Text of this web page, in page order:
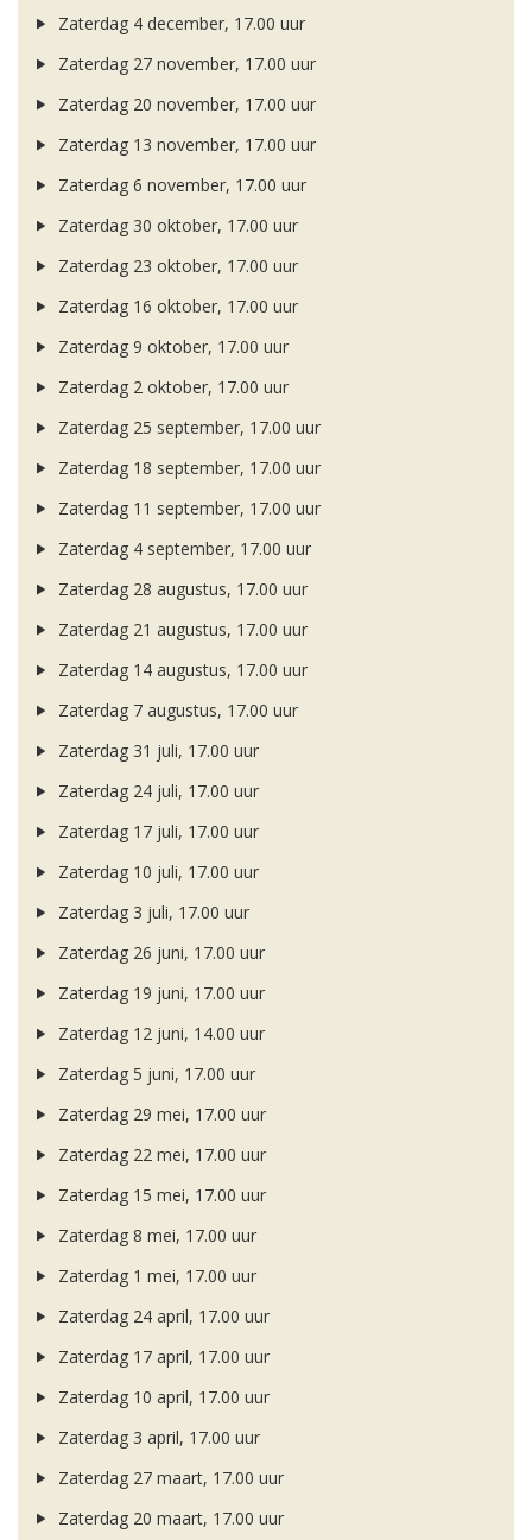
Zaterdag 4 december, 17.00 uur
Zaterdag 27 november, 17.00 uur
Zaterdag 20 november, 17.00 uur
Zaterdag 13 november, 17.00 uur
Zaterdag 6 november, 17.00 uur
Zaterdag 30 oktober, 17.00 uur
Zaterdag 23 oktober, 17.00 uur
Zaterdag 16 oktober, 17.00 uur
Zaterdag 9 oktober, 17.00 uur
Zaterdag 2 oktober, 17.00 uur
Zaterdag 25 september, 17.00 uur
Zaterdag 18 september, 17.00 uur
Zaterdag 11 september, 17.00 uur
Zaterdag 4 september, 17.00 uur
Zaterdag 28 augustus, 17.00 uur
Zaterdag 21 augustus, 17.00 uur
Zaterdag 14 augustus, 17.00 uur
Zaterdag 7 augustus, 17.00 uur
Zaterdag 31 juli, 17.00 uur
Zaterdag 24 juli, 17.00 uur
Zaterdag 17 juli, 17.00 uur
Zaterdag 10 juli, 17.00 uur
Zaterdag 3 juli, 17.00 uur
Zaterdag 26 juni, 17.00 uur
Zaterdag 19 juni, 17.00 uur
Zaterdag 12 juni, 14.00 uur
Zaterdag 5 juni, 17.00 uur
Zaterdag 29 mei, 17.00 uur
Zaterdag 22 mei, 17.00 uur
Zaterdag 15 mei, 17.00 uur
Zaterdag 8 mei, 17.00 uur
Zaterdag 1 mei, 17.00 uur
Zaterdag 24 april, 17.00 uur
Zaterdag 17 april, 17.00 uur
Zaterdag 10 april, 17.00 uur
Zaterdag 3 april, 17.00 uur
Zaterdag 27 maart, 17.00 uur
Zaterdag 20 maart, 17.00 uur